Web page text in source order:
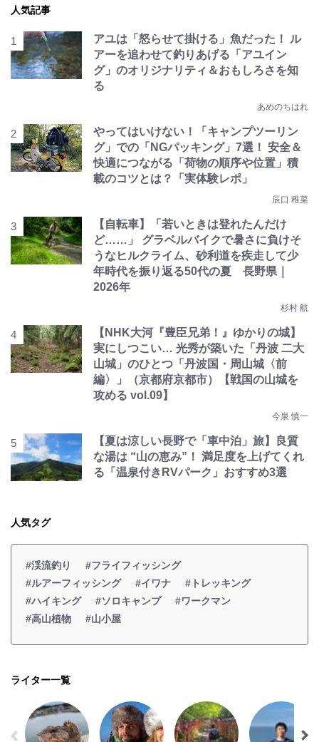
人気記事
アユは「怒らせて掛ける」魚だった！ ル
アーを追わせて釣りあげる「アユイン
グ」のオリジナリティ＆おもしろさを知
る
あめのちはれ
やってはいけない！「キャンプツーリン
グ」での「NGパッキング」7選！ 安全＆
快適につながる「荷物の順序や位置」積
載のコツとは？「実体験レポ」
辰口 稚菜
【自転車】「若いときは登れたんだけ
ど……」 グラベルバイクで暑さに負けそ
うなヒルクライム、砂利道を疾走して少
年時代を振り返る50代の夏 長野県｜
2026年
杉村 航
【NHK大河『豊臣兄弟！』ゆかりの城】
実にしつこい… 光秀が築いた「丹波 二大
山城」のひとつ「丹波国・周山城〈前
編〉」（京都府京都市）【戦国の山城を
攻める vol.09】
今泉 慎一
【夏は涼しい長野で「車中泊」旅】良質
な湯は “山の恵み”！ 満足度を上げてくれ
る「温泉付きRVパーク」おすすめ3選
人気タグ
#渓流釣り
#フライフィッシング
#ルアーフィッシング
#イワナ
#トレッキング
#ハイキング
#ソロキャンプ
#ワークマン
#高山植物
#山小屋
ライター一覧